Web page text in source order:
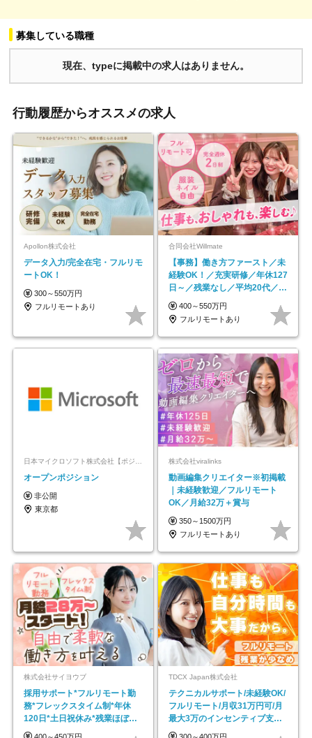
募集している職種
現在、typeに掲載中の求人はありません。
行動履歴からオススメの求人
Apollon株式会社
データ入力/完全在宅・フルリモ
ートOK！
300～550万円
フルリモートあり
合同会社Willmate
【事務】働き方ファースト／未
経験OK！／充実研修／年休127
日～／残業なし／平均20代／リ
モートOK
400～550万円
フルリモートあり
日本マイクロソフト株式会社【ポジションマッチ登録】
オープンポジション
非公開
東京都
株式会社viralinks
動画編集クリエイター※初掲載
｜未経験歓迎／フルリモート
OK／月給32万＋賞与
350～1500万円
フルリモートあり
株式会社サイヨウブ
採用サポート*フルリモート勤
務*フレックスタイム制*年休
120日*土日祝休み*残業ほぼな
し*育児中社員8割以上
TDCX Japan株式会社
テクニカルサポート/未経験OK/
フルリモート/月収31万円可/月
最大3万のインセンティブ支給/
平均年齢33歳